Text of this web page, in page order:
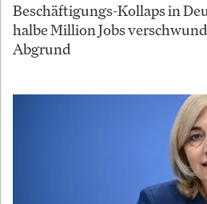
Beschäftigungs-Kollaps in
halbe Million Jobs
Abgrund